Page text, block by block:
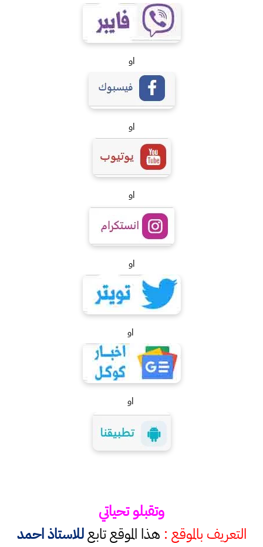
او
او
او
او
او
او
وتقبلو تحياتي
التعريف بالموقع : هذا الموقع تابعللاستاذ احمد